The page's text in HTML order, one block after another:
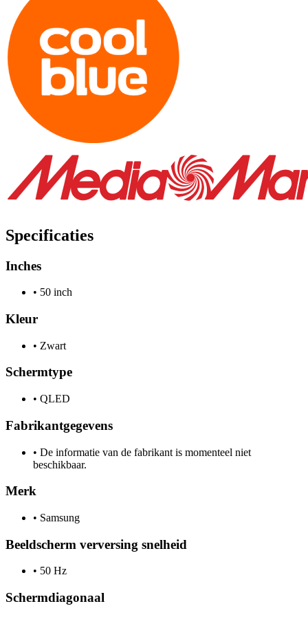
Specificaties
Inches
• 50 inch
Kleur
• Zwart
Schermtype
• QLED
Fabrikantgegevens
• De informatie van de fabrikant is momenteel niet
beschikbaar.
Merk
• Samsung
Beeldscherm verversing snelheid
• 50 Hz
Schermdiagonaal